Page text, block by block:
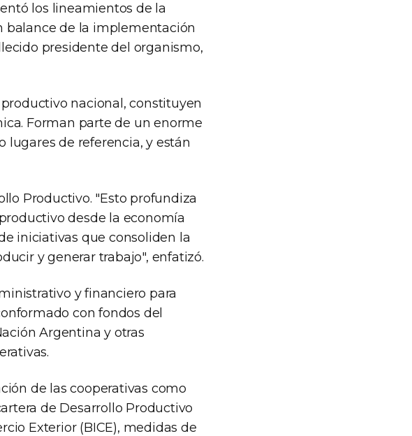
los lineamientos de la
balance de la implementación
presidente del organismo,
nacional, constituyen
Forman parte de un enorme
lugares de referencia, y están
Productivo. "Esto profundiza
desde la economía
iniciativas que consoliden la
y generar trabajo", enfatizó.
y financiero para
con fondos del
Argentina y otras
de las cooperativas como
de Desarrollo Productivo
Exterior (BICE), medidas de